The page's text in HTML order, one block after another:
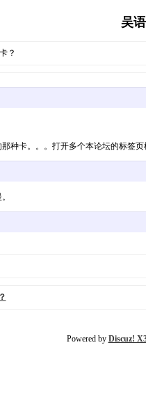
吴
？
种卡。。。打开多个本论坛的标签
Powered by Discuz!